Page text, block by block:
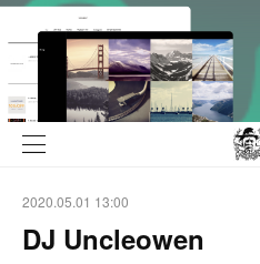
2020.05.01 13:00
DJ Uncleowen